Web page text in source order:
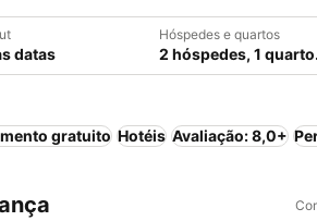
datas
Hóspedes e quartos
2 hóspedes, 1 quarto.
gratuito Hotéis Avaliação: 8,0+